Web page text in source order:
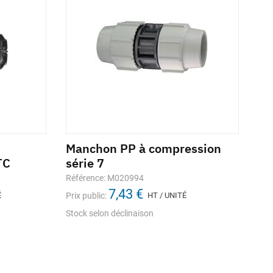
Manchon PP à compression
série 7
Référence: M020994
Prix public:7,43 € HT / UNITÉ
Stock selon déclinaison